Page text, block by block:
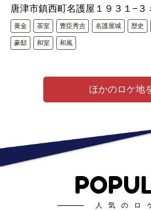
唐津市鎮西町名護屋１９３１−３
黄金 茶室 豊臣秀吉 名護屋城 歴史
豪邸 和室 和風
ほかのロケ地
人気のロ